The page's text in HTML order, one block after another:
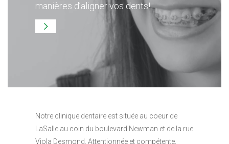
manières d’aligner vos dents!
Notre clinique dentaire est située au coeur de
LaSalle au coin du boulevard Newman et de la rue
Viola Desmond. Attentionnée et compétente,